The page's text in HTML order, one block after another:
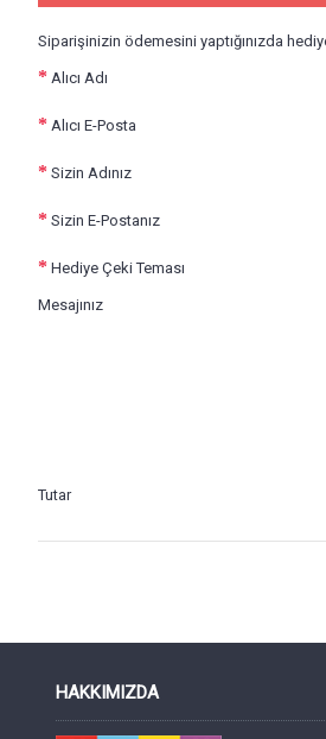
Siparişinizin ödemesini yaptığınızda
Alıcı Adı
Alıcı E-Posta
Sizin Adınız
Sizin E-Postanız
Hediye Çeki Teması
Mesajınız
Tutar
HAKKIMIZDA